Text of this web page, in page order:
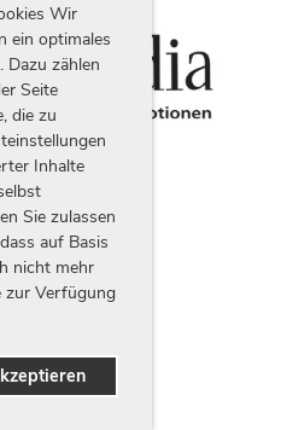
Wir
ein optimales
Dazu zählen
Seite
die zu
Inhalte
Sie zulassen
auf Basis
nicht mehr
zur Verfügung
|Datenschutz